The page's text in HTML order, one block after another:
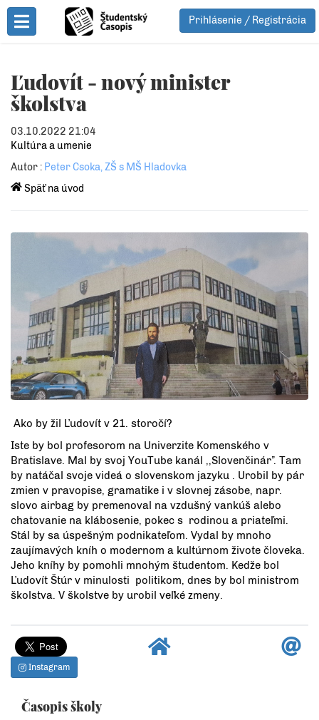
Toggle Menu
Prihlásenie / Registrácia
Ľudovít - nový minister
školstva
03.10.2022 21:04
Kultúra a umenie
Autor : Peter Csoka, ZŠ s MŠ Hladovka
Späť na úvod
Ako by žil Ľudovít v 21. storočí?
Iste by bol profesorom na Univerzite Komenského v
Bratislave. Mal by svoj YouTube kanál ,,Slovenčinár”. Tam
by natáčal svoje videá o slovenskom jazyku . Urobil by pár
zmien v pravopise, gramatike i v slovnej zásobe, napr.
slovo airbag by premenoval na vzdušný vankúš alebo
chatovanie na klábosenie, pokec s rodinou a priateľmi.
Stál by sa úspešným podnikateľom. Vydal by mnoho
zaujímavých kníh o modernom a kultúrnom živote človeka.
Jeho kníhy by pomohli mnohým študentom. Kedže bol
Ľudovít Štúr v minulosti politikom, dnes by bol ministrom
školstva. V školstve by urobil veľké zmeny.
Instagram
Časopis školy